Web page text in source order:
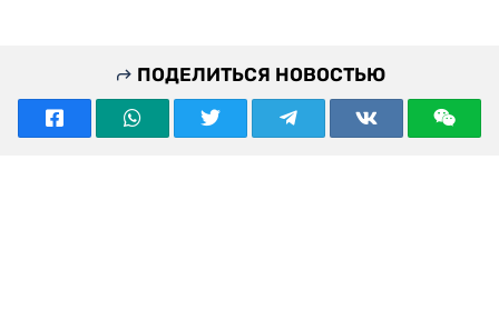
ПОДЕЛИТЬСЯ НОВОСТЬЮ